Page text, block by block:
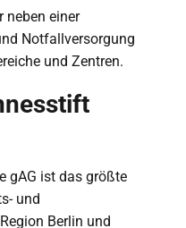
neben einer
Notfallversorgung
und Zentren.
gAG ist das größte
und
Berlin und